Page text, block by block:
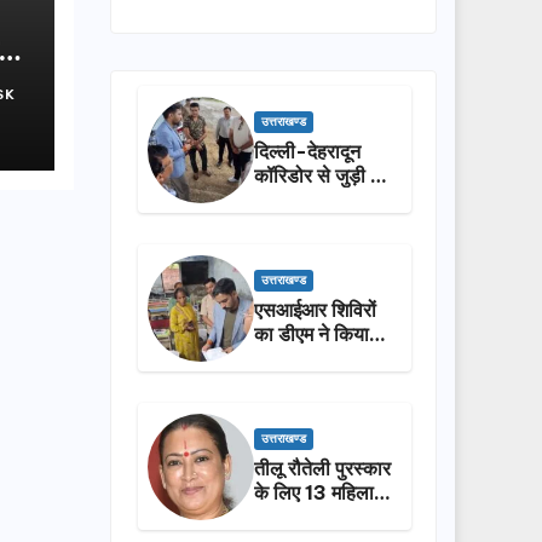
उत्तराखण्ड
दिल्ली-देहरादून
कॉरिडोर से जुड़ी 12
उत्तराखण्ड
एसआईआर शिविरों
का डीएम ने किया
उत्तराखण्ड
तीलू रौतेली पुरस्कार
के लिए 13 महिलाओं